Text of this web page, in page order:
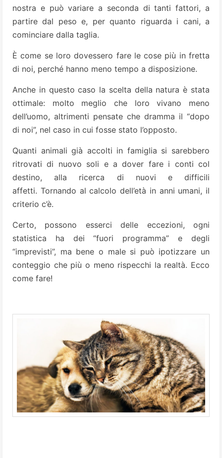
nostra e può variare a seconda di tanti fattori, a
partire dal peso e, per quanto riguarda i cani, a
cominciare dalla taglia.
È come se loro dovessero fare le cose più in fretta
di noi, perché hanno meno tempo a disposizione.
Anche in questo caso la scelta della natura è stata
ottimale: molto meglio che loro vivano meno
dell’uomo, altrimenti pensate che dramma il “dopo
di noi”, nel caso in cui fosse stato l’opposto.
Quanti animali già accolti in famiglia si sarebbero
ritrovati di nuovo soli e a dover fare i conti col
destino, alla ricerca di nuovi e difficili
affetti. Tornando al calcolo dell’età in anni umani, il
criterio c’è.
Certo, possono esserci delle eccezioni, ogni
statistica ha dei “fuori programma” e degli
“imprevisti”, ma bene o male si può ipotizzare un
conteggio che più o meno rispecchi la realtà. Ecco
come fare!